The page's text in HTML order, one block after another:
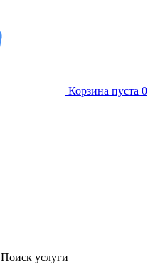
Корзина пуста 0
Поиск услуги